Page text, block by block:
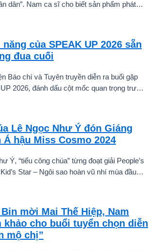
dân”. Nam ca sĩ cho biết sản phẩm phát
của SPEAK UP 2026 sẵn
đua cuối
Báo chí và Tuyên truyền diễn ra buổi gặp
2026, đánh dấu cột mốc quan trọng trước
Lê Ngọc Như Ý đón Giáng
hậu Miss Cosmo 2024
Ý, “tiểu công chúa” từng đoạt giải People’s
Star – Ngôi sao hoàn vũ nhí mùa đầu
mời Mai Thế Hiệp, Nam
khảo cho buổi tuyển chọn diễn
mộ chị”